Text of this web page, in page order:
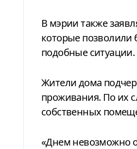
В мэрии также
которые позволили
подобные ситуации.
Жители дома
проживания. По их
собственных
«Днем невозможно